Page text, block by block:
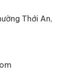
Thới An,